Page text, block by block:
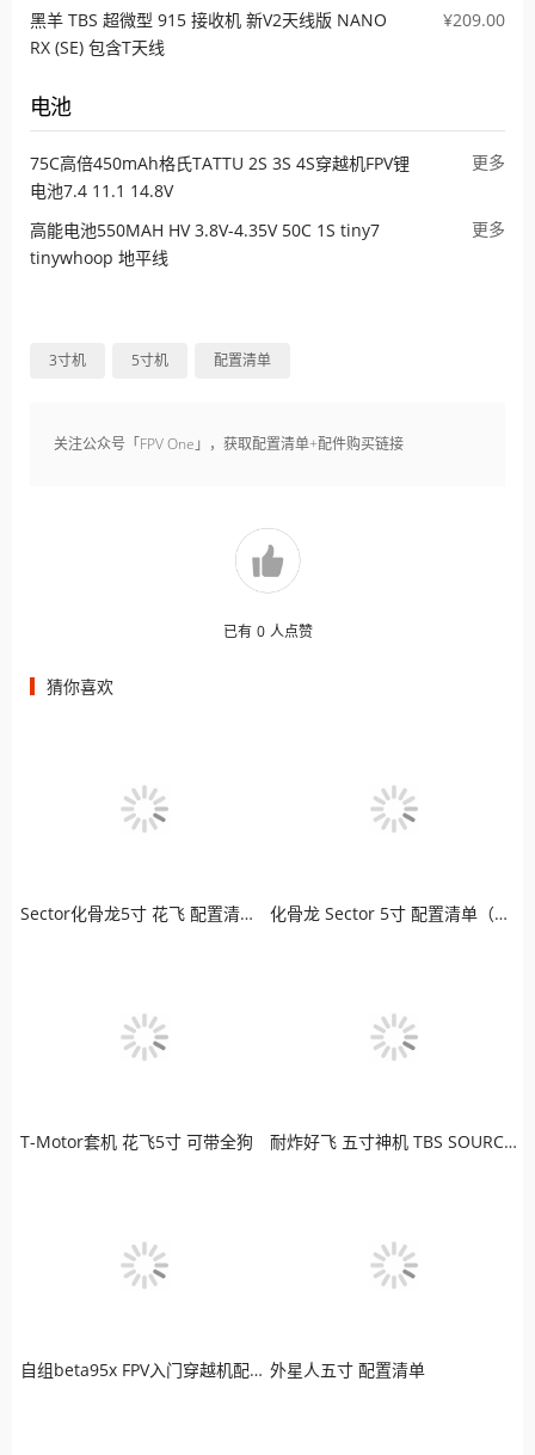
黑羊 TBS 超微型 915 接收机 新V2天线版 NANO
RX (SE) 包含T天线
¥209.00
电池
75C高倍450mAh格氏TATTU 2S 3S 4S穿越机FPV锂
电池7.4 11.1 14.8V
更多
高能电池550MAH HV 3.8V-4.35V 50C 1S tiny7
tinywhoop 地平线
更多
3寸机 5寸机 配置清单
关注公众号「FPV One」，获取配置清单+配件购买链接
已有 0 人点赞
猜你喜欢
Sector化骨龙5寸 花飞 配置清单（模拟版） 化骨龙 Sector 5寸 配置清单（高清版）
T-Motor套机 花飞5寸 可带全狗 耐炸好飞 五寸神机 TBS SOURCE ONE 老司机最爱
自组beta95x FPV入门穿越机配置清单 外星人五寸 配置清单